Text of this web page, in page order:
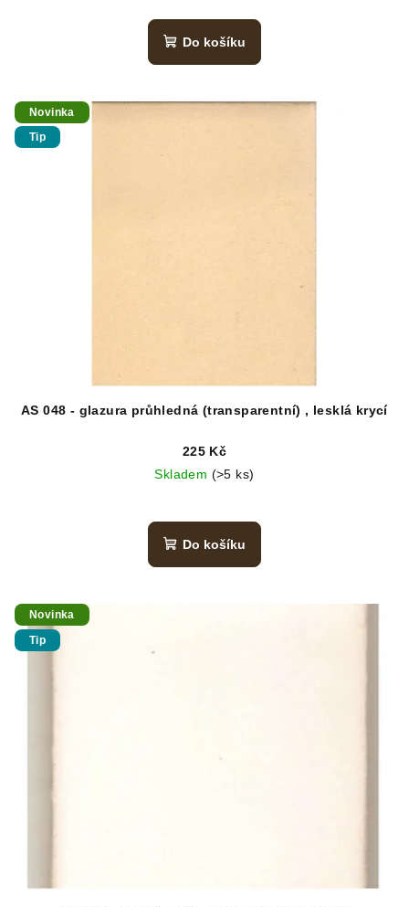
Do košíku
Novinka
Tip
AS 048 - glazura průhledná (transparentní) , lesklá krycí
225 Kč
Skladem (>5 ks)
Do košíku
Novinka
Tip